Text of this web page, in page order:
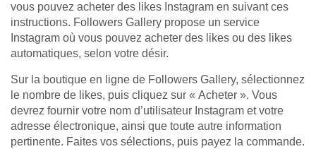
vous pouvez acheter des likes Instagram en suivant ces
instructions. Followers Gallery propose un service
Instagram où vous pouvez acheter des likes ou des likes
automatiques, selon votre désir.
Sur la boutique en ligne de Followers Gallery, sélectionnez
le nombre de likes, puis cliquez sur « Acheter ». Vous
devrez fournir votre nom d’utilisateur Instagram et votre
adresse électronique, ainsi que toute autre information
pertinente. Faites vos sélections, puis payez la commande.